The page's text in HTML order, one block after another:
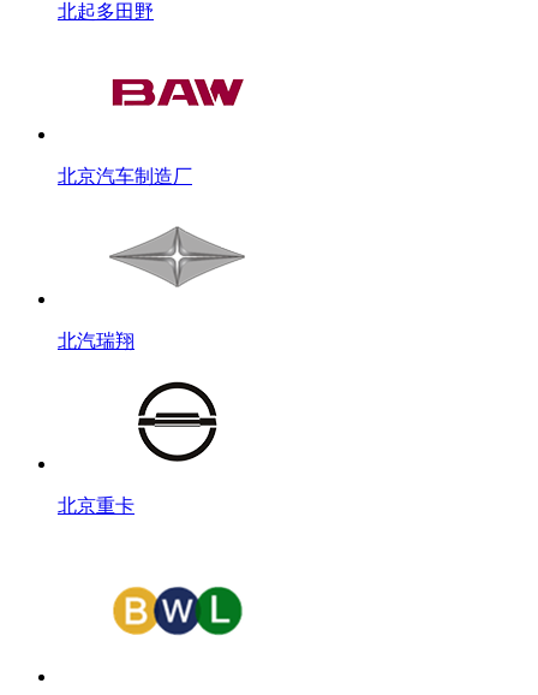
北起多田野
北京汽车制造厂
北汽瑞翔
北京重卡